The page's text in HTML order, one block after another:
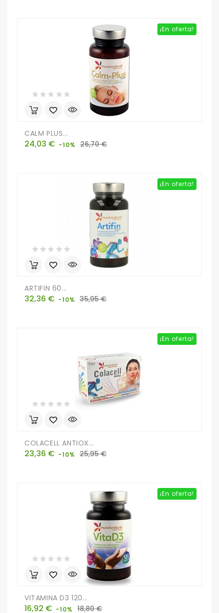
¡En oferta!
CALM PLUS...
Precio
24,03 € -10%
Precio
26,70 €
¡En oferta!
ARTIFIN 60...
Precio
32,36 € -10%
Precio
35,95 €
¡En oferta!
COLACELL ANTIOX...
Precio
23,36 € -10%
Precio
25,95 €
¡En oferta!
VITAMINA D3 120...
Precio
16,92 € -10%
Precio
18,80 €